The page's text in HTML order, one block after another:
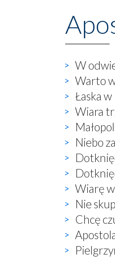
W
Warto
Łaska
Wiara
Niebo
Wiarę
Nie
Chcę